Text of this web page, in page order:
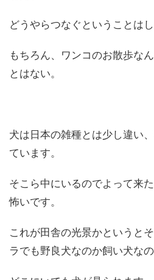
どうやらつなぐということは
もちろん、ワンコのお散歩な
とはない。
犬は日本の雑種とは少し違い
ています。
そこら中にいるのでよって来た
怖いです。
これが田舎の光景かというと
ラでも野良犬なのか飼い犬な